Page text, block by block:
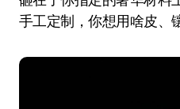
手工定制，你想用啥皮、